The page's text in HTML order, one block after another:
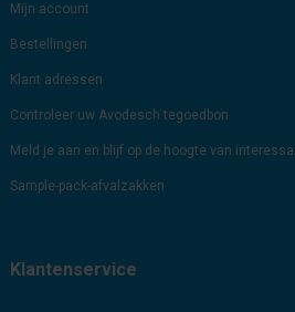
Mijn account
Bestellingen
Klant adressen
Controleer uw Avodesch tegoedbon
Meld je aan en blijf op de hoogte van
Sample-pack-afvalzakken
Klantenservice